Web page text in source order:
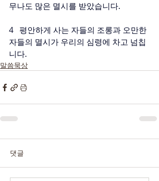
무나도 많은 멸시를 받았습니다.
4   평안하게 사는 자들의 조롱과 오만한
자들의 멸시가 우리의 심령에 차고 넘칩
니다.
말씀묵상
댓글